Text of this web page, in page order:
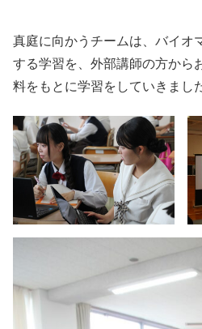
真庭に向かうチームは、バイオ
する学習を、外部講師の方から
料をもとに学習をしていきまし